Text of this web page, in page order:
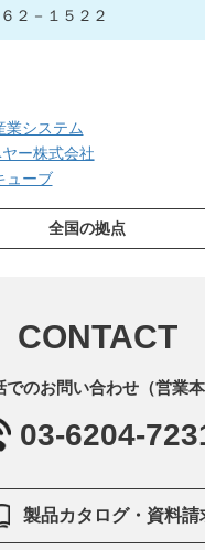
２－１５２２
業システム
ー株式会社
ューブ
全国の拠点
CONTACT
でのお問い合わせ（営業本
03-6204-
製品カタログ・資料請